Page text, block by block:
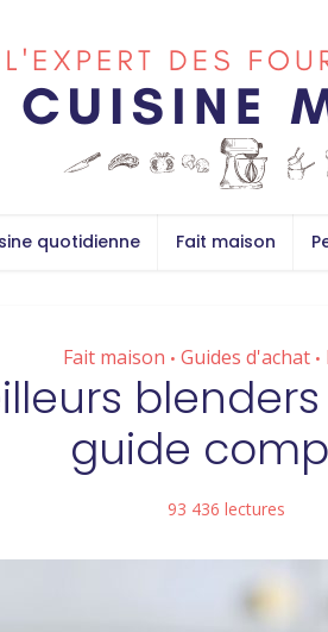
quotidienne Fait maison
Fait maison • Guides d'achat •
guide
93 436 lectures